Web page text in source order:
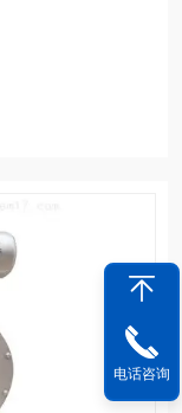
电话咨询